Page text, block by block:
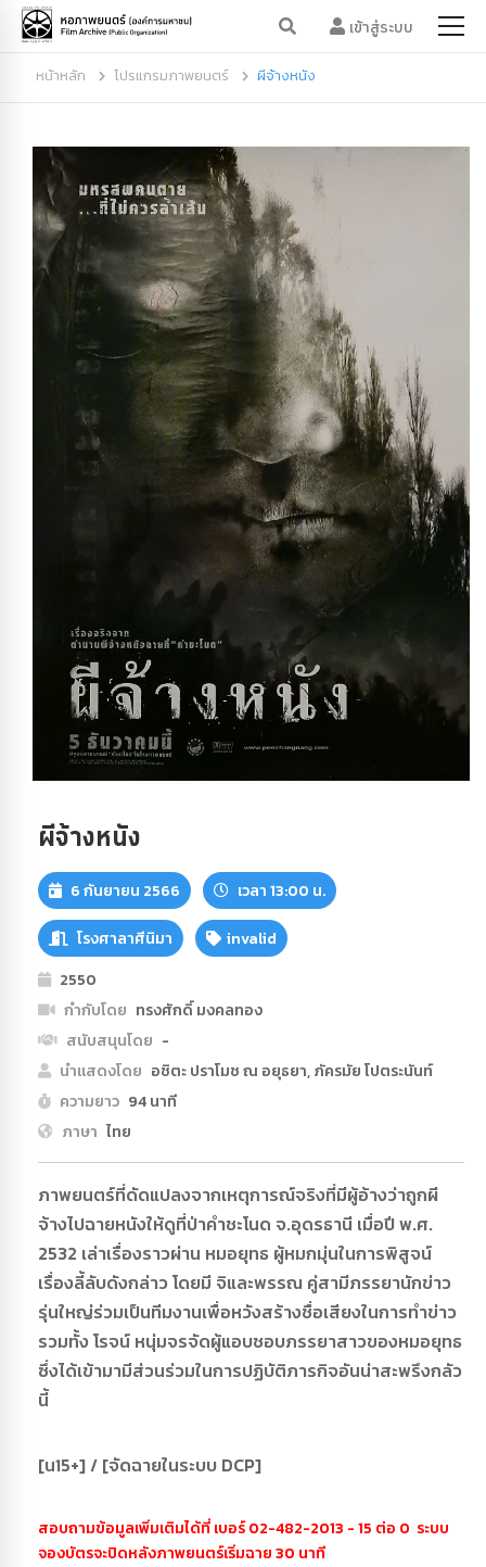
เข้าสู่ระบบ
หน้าหลัก โปรแกรมภาพยนตร์ ผีจ้างหนัง
ผีจ้างหนัง
6 กันยายน 2566 เวลา 13:00 น.
โรงศาลาศีนิมา
invalid
2550
กำกับโดย ทรงศักดิ์ มงคลทอง
สนับสนุนโดย -
นำแสดงโดย อชิตะ ปราโมช ณ อยุธยา, ภัครมัย โปตระนันท์
ความยาว 94 นาที
ภาษา ไทย
ภาพยนตร์ที่ดัดแปลงจากเหตุการณ์จริงที่มีผู้อ้างว่าถูกผี
จ้างไปฉายหนังให้ดูที่ป่าคำชะโนด จ.อุดรธานี เมื่อปี พ.ศ.
2532 เล่าเรื่องราวผ่าน หมอยุทธ ผู้หมกมุ่นในการพิสูจน์
เรื่องลี้ลับดังกล่าว โดยมี จิและพรรณ คู่สามีภรรยานักข่าว
รุ่นใหญ่ร่วมเป็นทีมงานเพื่อหวังสร้างชื่อเสียงในการทำข่าว
รวมทั้ง โรจน์ หนุ่มจรจัดผู้แอบชอบภรรยาสาวของหมอยุทธ
ซึ่งได้เข้ามามีส่วนร่วมในการปฏิบัติภารกิจอันน่าสะพรึงกลัว
นี้
[น15+] / [จัดฉายในระบบ DCP]
สอบถามข้อมูลเพิ่มเติมได้ที่ เบอร์ 02-482-2013 - 15 ต่อ 0 ระบบ
จองบัตรจะปิดหลังภาพยนตร์เริ่มฉาย 30 นาที